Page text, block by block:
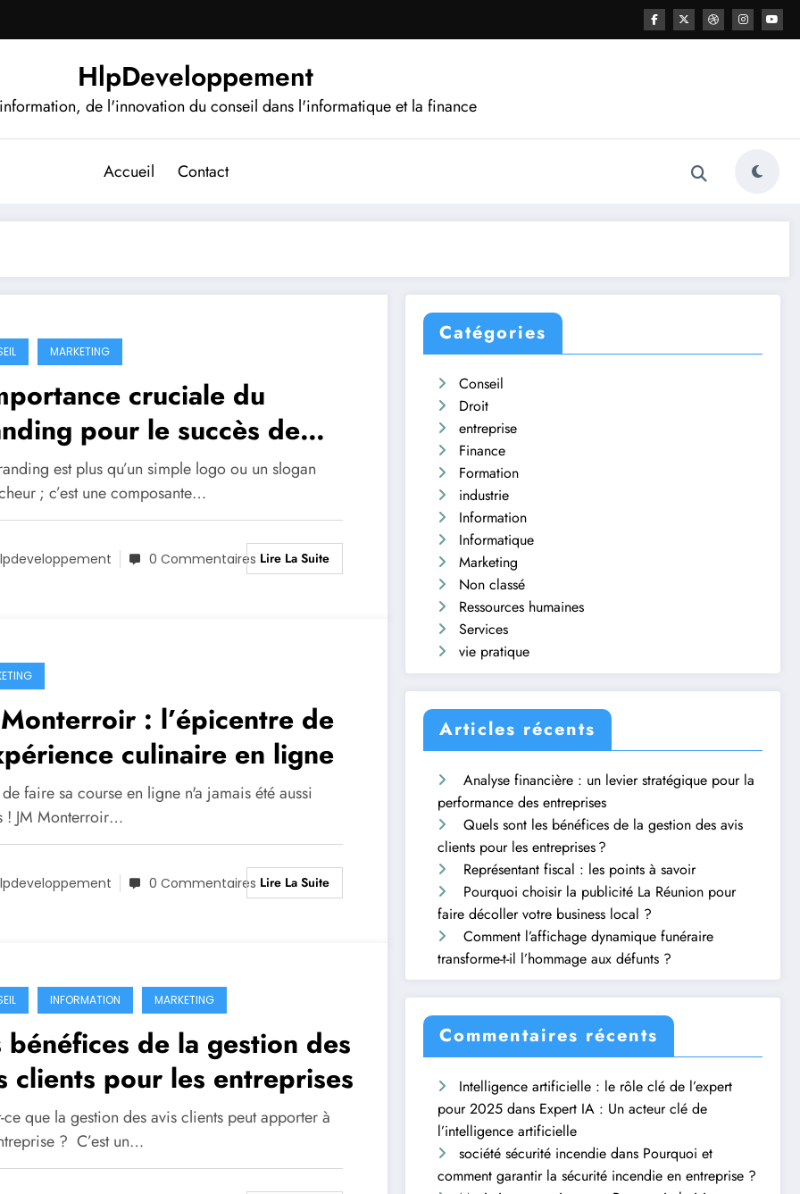
HlpDeveloppement
de l'innovation du conseil dans l'informatique et la finance
Accueil Contact
MARKETING
cruciale du
pour le succès de
marque
est plus qu’un simple logo ou un slogan
; c’est une composante…
0 Commentaires Lire La Suite
: l’épicentre de
culinaire en ligne
faire sa course en ligne n'a jamais été aussi
! JM Monterroir…
0 Commentaires Lire La Suite
INFORMATION MARKETING
bénéfices de la gestion des
clients pour les entreprises
ce que la gestion des avis clients peut apporter à
? C’est un…
Catégories
Conseil
Droit
entreprise
Finance
Formation
industrie
Information
Informatique
Marketing
Non classé
Ressources humaines
Services
vie pratique
Articles récents
Analyse financière : un levier stratégique pour la
performance des entreprises
Quels sont les bénéfices de la gestion des avis
clients pour les entreprises ?
Représentant fiscal : les points à savoir
Pourquoi choisir la publicité La Réunion pour
faire décoller votre business local ?
Comment l’affichage dynamique funéraire
transforme-t-il l’hommage aux défunts ?
Commentaires récents
Intelligence artificielle : le rôle clé de l’expert
pour 2025 dans Expert IA : Un acteur clé de
l’intelligence artificielle
société sécurité incendie dans Pourquoi et
comment garantir la sécurité incendie en entreprise ?